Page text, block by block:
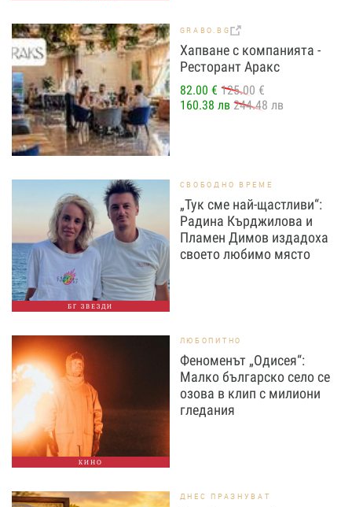
GRABO.BG
Хапване с компанията -
Ресторант Аракс
82.00 € 125.00 €
160.38 лв 244.48 лв
БГ ЗВЕЗДИ
СВОБОДНО ВРЕМЕ
„Тук сме най-щастливи“:
Радина Кърджилова и
Пламен Димов издадоха
своето любимо място
КИНО
ЛЮБОПИТНО
Феноменът „Одисея“:
Малко българско село се
озова в клип с милиони
гледания
ДНЕС ПРАЗНУВАТ